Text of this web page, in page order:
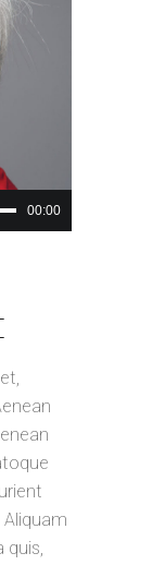
00:00
quis,